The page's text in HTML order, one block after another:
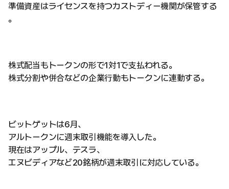
準備資産はライセンスを持つカストディー機関が保管する
。
株式配当もトークンの形で1対1で支払われる。
株式分割や併合などの企業行動もトークンに連動する。
ビットゲットは6月、
アルトークンに週末取引機能を導入した。
現在はアップル、テスラ、
エヌビディアなど20銘柄が週末取引に対応している。